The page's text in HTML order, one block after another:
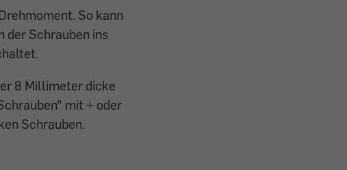
So kann
der Schrauben ins
8 Millimeter dicke
mit + oder
Schrauben.